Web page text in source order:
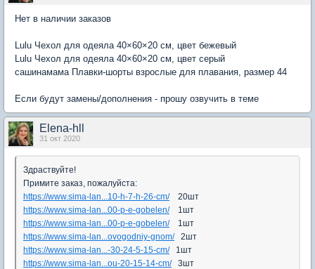
Нет в наличии заказов
Lulu Чехол для одеяла 40×60×20 см, цвет бежевый
Lulu Чехол для одеяла 40×60×20 см, цвет серый
сашинамама Плавки-шорты взрослые для плавания, размер 44
Если будут замены/дополнения - прошу озвучить в теме
Elena-hll
31 окт 2020
Здраствуйте!
Примите заказ, пожалуйста:
https://www.sima-lan...10-h-7-h-26-cm/20шт
https://www.sima-lan...00-p-e-gobelen/1шт
https://www.sima-lan...00-p-e-gobelen/1шт
https://www.sima-lan...ovogodniy-gnom/2шт
https://www.sima-lan...-30-24-5-15-cm/1шт
https://www.sima-lan...ou-20-15-14-cm/3шт